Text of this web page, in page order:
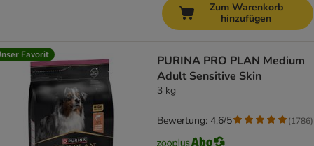
Zum Warenkorb
hinzufügen
Favorit
PURINA PRO PLAN Medium
Adult Sensitive Skin
3 kg
Bewertung: 4.6/5 (1786)